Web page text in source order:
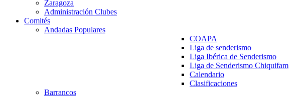
Zaragoza
Administración Clubes
Comités
Andadas Populares
COAPA
Liga de senderismo
Liga Ibérica de Senderismo
Liga de Senderismo Chiquifam
Calendario
Clasificaciones
Barrancos